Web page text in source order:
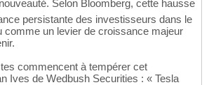
Selon Bloomberg, cette hausse
persistante des investisseurs dans le
comme un levier de croissance majeur
commencent à tempérer cet
Ives de Wedbush Securities : « Tesla